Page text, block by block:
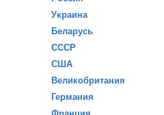
Украина
Беларусь
СССР
США
Великобритания
Германия